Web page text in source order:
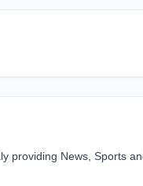
providing News, Sports